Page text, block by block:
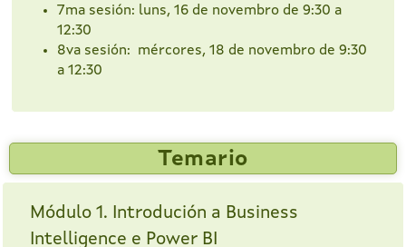
7ma sesión: luns, 16 de novembro de 9:30 a
12:30
8va sesión: mércores, 18 de novembro de 9:30
a 12:30
Temario
Módulo 1. Introdución a Business
Intelligence e Power BI